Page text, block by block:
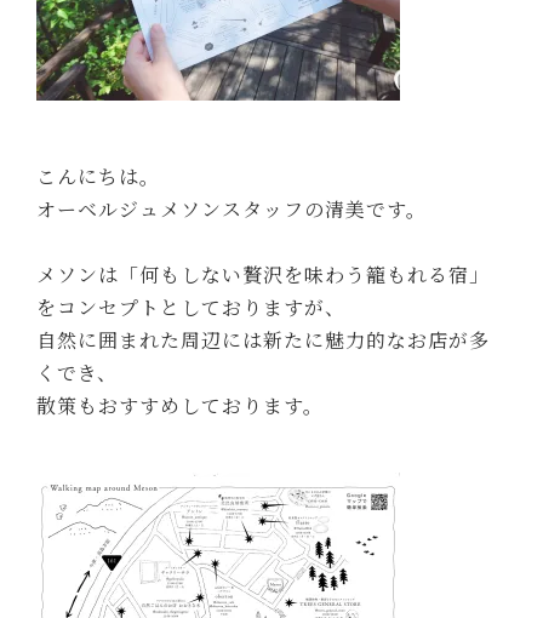
こんにちは。
オーベルジュメソンスタッフの清美です。
メソンは「何もしない贅沢を味わう籠もれる宿」
をコンセプトとしておりますが、
自然に囲まれた周辺には新たに魅力的なお店が多
くでき、
散策もおすすめしております。